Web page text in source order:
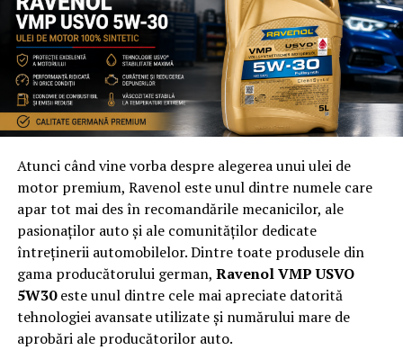
Atunci când vine vorba despre alegerea unui ulei de
motor premium, Ravenol este unul dintre numele care
apar tot mai des în recomandările mecanicilor, ale
pasionaților auto și ale comunităților dedicate
întreținerii automobilelor. Dintre toate produsele din
gama producătorului german, Ravenol VMP USVO
5W30este unul dintre cele mai apreciate datorită
tehnologiei avansate utilizate și numărului mare de
aprobări ale producătorilor auto.